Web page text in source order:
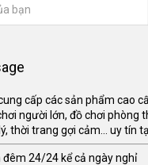
cấp các sản phẩm cao
người lớn, đồ chơi phòng
thời trang gợi cảm... uy tín
đêm 24/24 kể cả ngày nghỉ